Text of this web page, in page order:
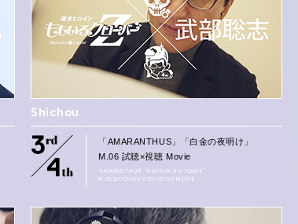
Shichou
「AMARANTHUS」「白金の夜明け」
M.06 試聴×視聴 Movie
“AMARANTHUS” “HAKKIN NO YOAKE”
M.06 SHICHOU X SHICHOU MOVIE